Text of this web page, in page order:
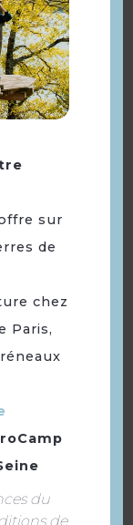
en a
nombre. À
dédié, les
à
militaire de la
briser un
relayé :
2026 de
sur
de
chez
Paris,
du
de